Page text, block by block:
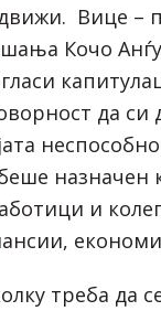
Вице –
Кочо
да си
назначен
и
треба да